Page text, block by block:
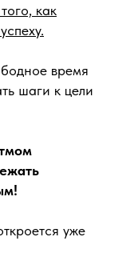
как
время
шаги к цели
уже